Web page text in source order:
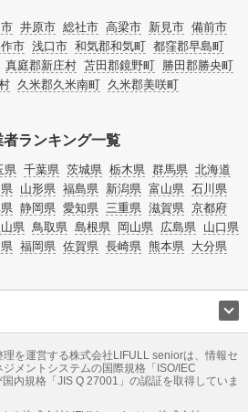
井原市 総社市 高梁市 新見市 備前市
市 浅口市 和気郡和気町 都窪郡早島町
真庭郡新庄村 苫田郡鏡野町 勝田郡勝央町
久米郡久米南町 久米郡美咲町
ランキング一覧
県 千葉県 茨城県 栃木県 群馬県 北海道
山形県 福島県 新潟県 富山県 石川県
静岡県 愛知県 三重県 滋賀県 京都府
県 鳥取県 島根県 岡山県 広島県 山口県
福岡県 佐賀県 長崎県 熊本県 大分県
ーム 地方創生 ママの就労支援
グ 遺品整理 老後の暮らし情報
理を運営する株式会社LIFULL seniorは、情報セ
ジメントシステムの国際規格「ISO/IEC
内規格「JIS Q 27001」の認証を取得していま